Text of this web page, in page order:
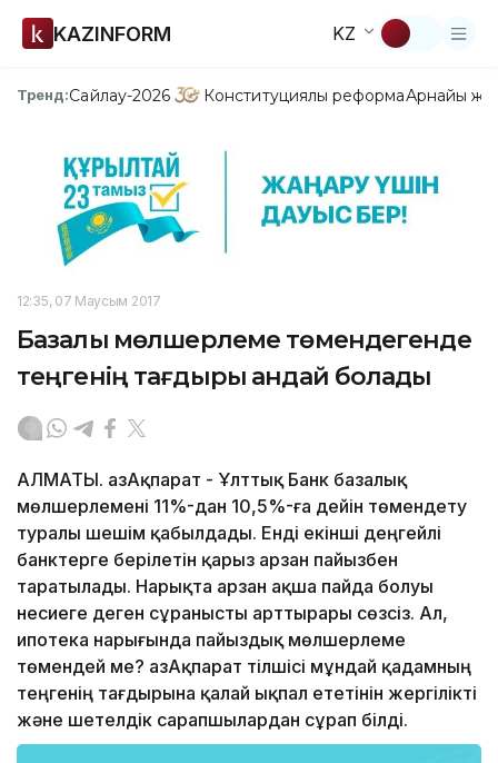
KAZINFORM KZ
Тренд:Сайлау-2026 Конституциялық реформаАрнайы
12:35, 07 Маусым 2017
Базалық мөлшерлеме төмендегенде
теңгенің тағдыры қандай болады
АЛМАТЫ. ҚазАқпарат - Ұлттық Банк базалық
мөлшерлемені 11%-дан 10,5%-ға дейін төмендету
туралы шешім қабылдады. Енді екінші деңгейлі
банктерге берілетін қарыз арзан пайызбен
таратылады. Нарықта арзан ақша пайда болуы
несиеге деген сұранысты арттырары сөзсіз. Ал,
ипотека нарығында пайыздық мөлшерлеме
төмендей ме? ҚазАқпарат тілшісі мұндай қадамның
теңгенің тағдырына қалай ықпал ететінін жергілікті
және шетелдік сарапшылардан сұрап білді.